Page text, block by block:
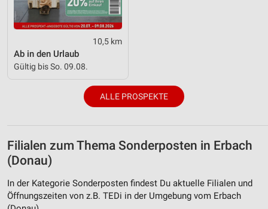
10,5 km
Ab in den Urlaub
Gültig bis So. 09.08.
ALLE PROSPEKTE
Filialen zum Thema Sonderposten in Erbach
(Donau)
In der Kategorie Sonderposten findest Du aktuelle Filialen und
Öffnungszeiten von z.B. TEDi in der Umgebung vom Erbach